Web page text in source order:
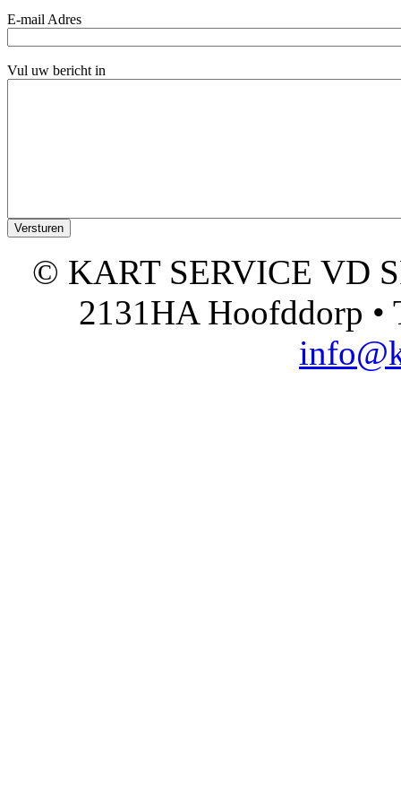
E-mail Adres
Vul uw bericht in
© KART SERVICE VD
2131HA Hoofddorp •